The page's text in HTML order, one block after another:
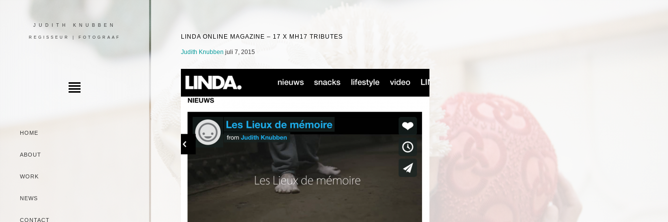
JUDITH KNUBBEN
REGISSEUR | FOTOGRAAF
HOME
ABOUT
WORK
NEWS
CONTACT
LINDA ONLINE MAGAZINE – 17 X MH17 TRIBUTES
Judith Knubben juli 7, 2015